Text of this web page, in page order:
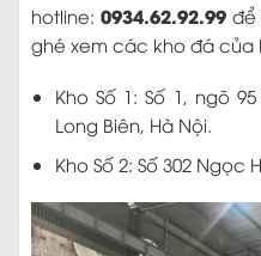
hotline: 0934.62.92.99để
ghé xem các kho đá của
Kho Số 1: Số 1, ngõ
Long Biên, Hà Nội.
Kho Số 2: Số 302 Ngọc